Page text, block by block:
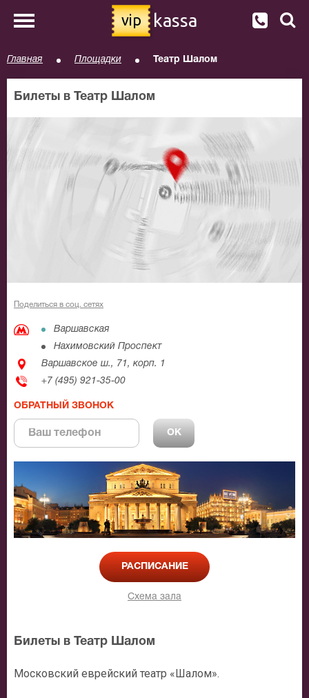
vip kassa
Главная Площадки Театр Шалом
Билеты в Театр Шалом
Поделиться в соц. сетях
Варшавская
Нахимовский Проспект
Варшавское ш., 71, корп. 1
+7 (495) 921-35-00
ОБРАТНЫЙ ЗВОНОК
РАСПИСАНИЕ
Схема зала
Билеты в Театр Шалом
Московский еврейский театр «Шалом».